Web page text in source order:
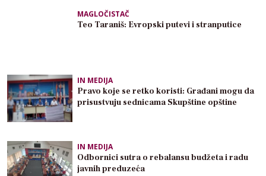
MAGLOČISTAČ
Teo Taraniš: Evropski putevi i stranputice
IN MEDIJA
Pravo koje se retko koristi: Građani mogu da
prisustvuju sednicama Skupštine opštine
IN MEDIJA
Odbornici sutra o rebalansu budžeta i radu
javnih preduzeća